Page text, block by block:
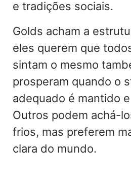
e tradições sociais.
Golds acham a
eles querem que
sintam o mesmo
prosperam quando o
adequado é mantido
Outros podem achá-
frios, mas preferem
clara do mundo.